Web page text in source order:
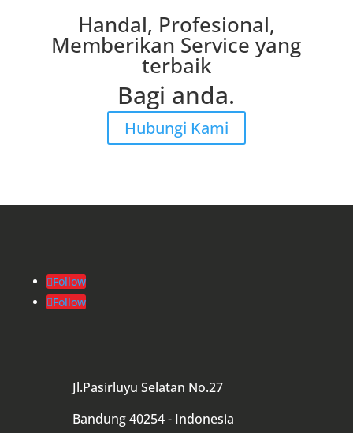
Handal, Profesional,
Memberikan Service yang
terbaik
Bagi anda.
Hubungi Kami
Follow
Follow
Jl.Pasirluyu Selatan No.27
Bandung 40254 - Indonesia